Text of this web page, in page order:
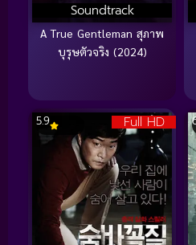
Soundtrack
A True Gentleman สุภาพ
บุรุษตัวจริง (2024)
Full HD
5.9